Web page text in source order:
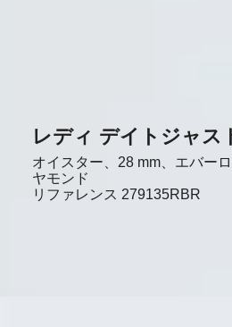
レディ デイトジャス
オイスター、28 mm、エバー
ヤモンド
リファレンス 279135RBR